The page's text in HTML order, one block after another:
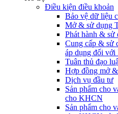
Điều kiện điều khoản
Bảo vệ dữ liệu
Mở & sử dụng
Phát hành & sử
Cung cấp & sử
áp dụng đối với
Tuân thủ đạo
Hợp đồng mở
Dịch vụ đầu tư
Sản phẩm cho
cho KHCN
Sản phẩm cho